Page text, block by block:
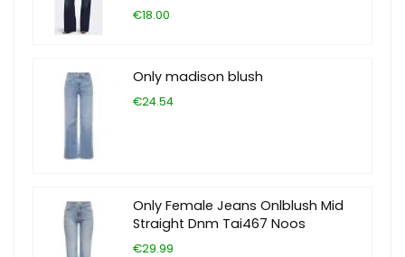
€18.00
Only madison blush
€24.54
Only Female Jeans Onlblush Mid
Straight Dnm Tai467 Noos
€29.99